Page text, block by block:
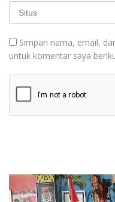
Simpan nama, email,
untuk komentar saya
Pemutar
Video